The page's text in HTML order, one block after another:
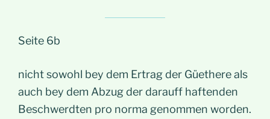
Seite 6b
nicht sowohl bey dem Ertrag der Güethere als
auch bey dem Abzug der darauff haftenden
Beschwerdten pro norma genommen worden.